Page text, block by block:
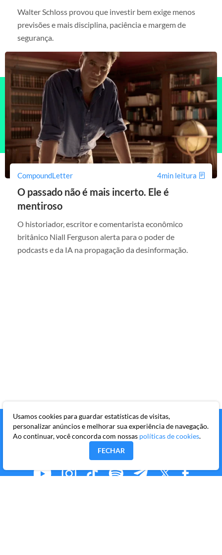
Walter Schloss provou que investir bem exige menos
previsões e mais disciplina, paciência e margem de
segurança.
CompoundLetter 4min leitura
O passado não é mais incerto. Ele é
mentiroso
O historiador, escritor e comentarista econômico
britânico Niall Ferguson alerta para o poder de
podcasts e da IA na propagação da desinformação.
Usamos cookies para guardar estatísticas de visitas,
personalizar anúncios e melhorar sua experiência de navegação.
Ao continuar, você concorda com nossas políticas de cookies.
FECHAR